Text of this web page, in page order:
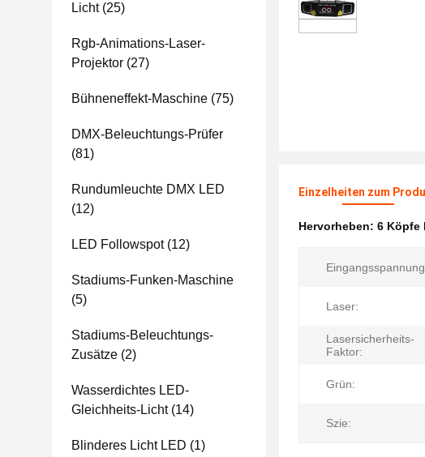
Licht(25)
Rgb-Animations-Laser-
Projektor (27)
Bühneneffekt-Maschine (75)
DMX-Beleuchtungs-Prüfer
(81)
Rundumleuchte DMX LED
(12)
LED Followspot(12)
Stadiums-Funken-Maschine
(5)
Stadiums-Beleuchtungs-
Zusätze (2)
Wasserdichtes LED-
Gleichheits-Licht(14)
Blinderes Licht LED (1)
Einzelheiten zum
Hervorheben: 6 Köpfe
Laser:
Lasersicherheits-
Faktor:
Grün:
Szie: